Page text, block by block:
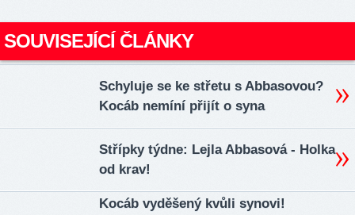
SOUVISEJÍCÍ ČLÁNKY
Schyluje se ke střetu s Abbasovou?
Kocáb nemíní přijít o syna
Střípky týdne: Lejla Abbasová - Holka
od krav!
Kocáb vyděšený kvůli synovi!